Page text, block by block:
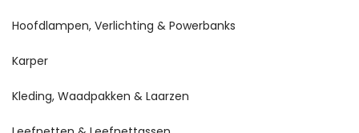
Hoofdlampen, Verlichting & Powerbanks
Karper
Kleding, Waadpakken & Laarzen